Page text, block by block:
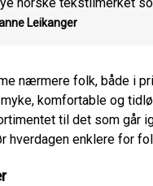
Leikanger
nærmere folk, både i
komfortable og
til det som går
hverdagen enklere for